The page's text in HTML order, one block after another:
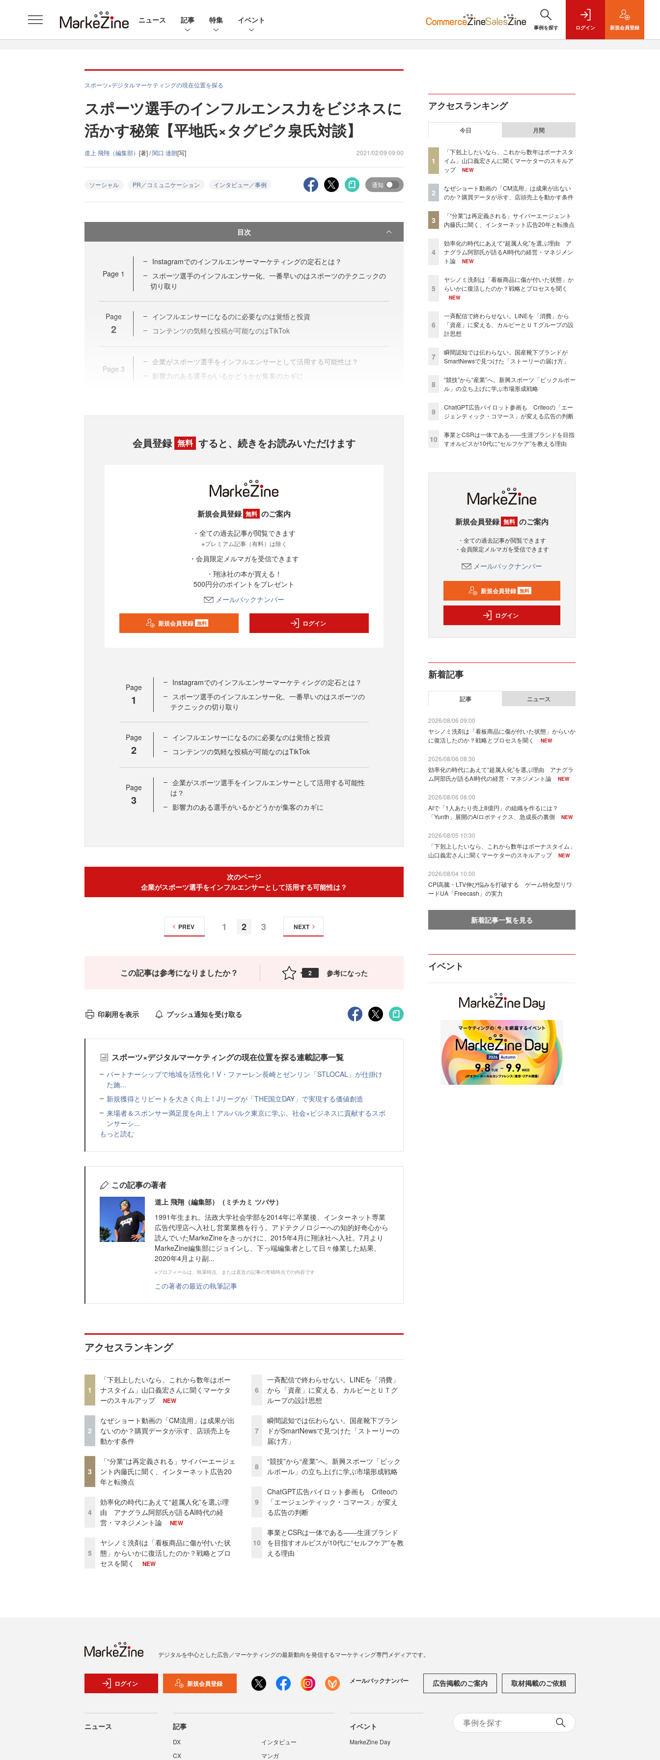
ニュース 記事 特集 イベント
事例を探す ログイン 新規会員登録
スポーツ×デジタルマーケティングの現在位置を探る
スポーツ選手のインフルエンス力をビジネスに
活かす秘策【平地氏×タグピク泉氏対談】
道上 飛翔（編集部） [著] /関口 達朗[写] 2021/02/09 09:00
ソーシャル PR／コミュニケーション インタビュー／事例 通知
目次
Page 1
Instagramでのインフルエンサーマーケティングの定石とは？
スポーツ選手のインフルエンサー化、一番早いのはスポーツのテクニックの
切り取り
Page
2
インフルエンサーになるのに必要なのは覚悟と投資
コンテンツの気軽な投稿が可能なのはTikTok
Page 3
企業がスポーツ選手をインフルエンサーとして活用する可能性は？
影響力のある選手がいるかどうかが集客のカギに
会員登録 無料 すると、続きをお読みいただけます
新規会員登録 無料 のご案内
・全ての過去記事が閲覧できます
※プレミアム記事（有料）は除く
・会員限定メルマガを受信できます
・翔泳社の本が買える！
500円分のポイントをプレゼント
メールバックナンバー
新規会員登録 無料 ログイン
Page
1
Instagramでのインフルエンサーマーケティングの定石とは？
スポーツ選手のインフルエンサー化、一番早いのはスポーツの
テクニックの切り取り
Page
2
インフルエンサーになるのに必要なのは覚悟と投資
コンテンツの気軽な投稿が可能なのはTikTok
Page
3
企業がスポーツ選手をインフルエンサーとして活用する可能性
は？
影響力のある選手がいるかどうかが集客のカギに
次のページ
企業がスポーツ選手をインフルエンサーとして活用する可能性は？
1 2 3
PREV NEXT
この記事は参考になりましたか？ 2 参考になった
印刷用を表示 プッシュ通知を受け取る
スポーツ×デジタルマーケティングの現在位置を探る連載記事一覧
パートナーシップで地域を活性化！V・ファーレン長崎とゼンリン「STLOCAL」が仕掛け
た施...
新規獲得とリピートを大きく向上！Jリーグが「THE国立DAY」で実現する価値創造
来場者＆スポンサー満足度を向上！アルバルク東京に学ぶ、社会×ビジネスに貢献するスポ
ンサーシ...
もっと読む
この記事の著者
道上 飛翔（編集部）（ミチカミ ツバサ）
1991年生まれ。法政大学社会学部を2014年に卒業後、インターネット専業
広告代理店へ入社し営業業務を行う。アドテクノロジーへの知的好奇心から
読んでいたMarkeZineをきっかけに、2015年4月に翔泳社へ入社。7月より
MarkeZine編集部にジョインし、下っ端編集者として日々修業した結果、
2020年4月より副...
※プロフィールは、執筆時点、または直近の記事の寄稿時点での内容です
この著者の最近の執筆記事
アクセスランキング
1
「下剋上したいなら、これから数年はボー
ナスタイム」山口義宏さんに聞くマーケタ
ーのスキルアップ
NEW
2
なぜショート動画の「CM流用」は成果が出
ないのか？購買データが示す、店頭売上を
動かす条件
3
「“分業”は再定義される」サイバーエージェ
ント内藤氏に聞く、インターネット広告20
年と転換点
4
効率化の時代にあえて“超属人化”を選ぶ理
由 アナグラム阿部氏が語るAI時代の経
営・マネジメント論
NEW
5
ヤシノミ洗剤は「看板商品に傷が付いた状
態」からいかに復活したのか？戦略とプロ
セスを聞く
NEW
6
一斉配信で終わらせない。LINEを「消費」
から「資産」に変える、カルビーとＵＴグ
ループの設計思想
7
瞬間認知では伝わらない。国産靴下ブラン
ドがSmartNewsで見つけた「ストーリーの
届け方」
8
“競技”から“産業”へ。新興スポーツ「ピック
ルボール」の立ち上げに学ぶ市場形成戦略
9
ChatGPT広告パイロット参画も Criteoの
「エージェンティック・コマース」が変え
る広告の判断
10
事業とCSRは一体である――生涯ブランド
を目指すオルビスが10代に“セルフケア”を教
える理由
アクセスランキング
今日 月間
1
「下剋上したいなら、これから数年はボーナスタ
イム」山口義宏さんに聞くマーケターのスキルア
ップ
NEW
2
なぜショート動画の「CM流用」は成果が出ない
のか？購買データが示す、店頭売上を動かす条件
3
「“分業”は再定義される」サイバーエージェント
内藤氏に聞く、インターネット広告20年と転換点
4
効率化の時代にあえて“超属人化”を選ぶ理由 ア
ナグラム阿部氏が語るAI時代の経営・マネジメン
ト論
NEW
5
ヤシノミ洗剤は「看板商品に傷が付いた状態」か
らいかに復活したのか？戦略とプロセスを聞く
NEW
6
一斉配信で終わらせない。LINEを「消費」から
「資産」に変える、カルビーとＵＴグループの設
計思想
7
瞬間認知では伝わらない。国産靴下ブランドが
SmartNewsで見つけた「ストーリーの届け方」
8
“競技”から“産業”へ。新興スポーツ「ピックルボー
ル」の立ち上げに学ぶ市場形成戦略
9
ChatGPT広告パイロット参画も Criteoの「エー
ジェンティック・コマース」が変える広告の判断
10
事業とCSRは一体である――生涯ブランドを目指
すオルビスが10代に“セルフケア”を教える理由
新規会員登録 無料 のご案内
・全ての過去記事が閲覧できます
・会員限定メルマガを受信できます
メールバックナンバー
新規会員登録 無料
ログイン
新着記事
記事 ニュース
2026/08/06 09:00
ヤシノミ洗剤は「看板商品に傷が付いた状態」からいか
に復活したのか？戦略とプロセスを聞く
NEW
2026/08/06 08:30
効率化の時代にあえて“超属人化”を選ぶ理由 アナグラ
ム阿部氏が語るAI時代の経営・マネジメント論
NEW
2026/08/06 08:00
AIで「1人あたり売上8億円」の組織を作るには？
「Yunth」展開のAiロボティクス、急成長の裏側
NEW
2026/08/05 10:30
「下剋上したいなら、これから数年はボーナスタイム」
山口義宏さんに聞くマーケターのスキルアップ
NEW
2026/08/04 10:00
CPI高騰・LTV伸び悩みを打破する ゲーム特化型リワ
ードUA「Freecash」の実力
新着記事一覧を見る
イベント
デジタルを中心とした広告／マーケティングの最新動向を発信するマーケティング専門メディアです。
ログイン 新規会員登録 メールバックナンバー 広告掲載のご案内 取材掲載のご依頼
ニュース 記事
DX
インタビュー
CX
マンガ
イベント
MarkeZine Day